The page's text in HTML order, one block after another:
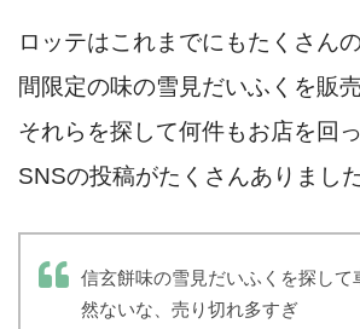
ロッテはこれまでにもたくさん
間限定の味の雪見だいふくを販
それらを探して何件もお店を回
SNSの投稿がたくさんありました
信玄餅味の雪見だいふくを探して
然ないな、売り切れ多すぎ